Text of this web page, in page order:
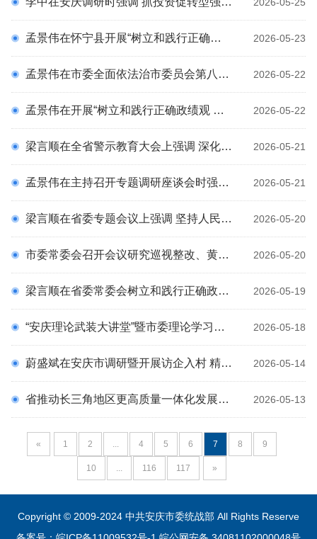
2026-05-23
孟景伟在怀宁县开展“树立和践行正确政绩观 推动经济运行‘双过半’”专题调研时强调 强化“事事落实到位”的执行力 推动经济运行持续稳中向好
2026-05-22
孟景伟在市委全面依法治市委员会第八次会议上强调 加快建设更高水平的法治安庆 为实现“十五五”良好开局提供坚强保障
2026-05-22
孟景伟在开展“树立和践行正确政绩观 以高水平统计服务高质量发展”专题调研时强调 强化统计服务 提高工作质效 以实干实绩推动学习教育走深走实
2026-05-21
梁言顺在全省警示教育大会上强调 深化以案促学以案促改以案促治 以正确政绩观干事创业创先争优 王清宪张西明出席
2026-05-21
孟景伟在主持召开专题调研座谈会时强调 敢为人先 真抓实干 奋力开创安庆高质量发展新局面
2026-05-20
梁言顺在省委专题会议上强调 坚持人民至上勇于担当克难 以正确政绩观指导推动信访积案化解 王清宪张西明唐良智出席
2026-05-20
市委常委会召开会议研究巡视整改、黄梅戏发展等工作 孟景伟主持会议
2026-05-19
梁言顺在省委常委会树立和践行正确政绩观学习教育案例剖析思想交流会暨省委理论学习中心组学习会议上强调 对照正反面典型案例检身正己 真正把正确政绩观内化于心外化于行 王清宪张西明出席
2026-05-18
“安庆理论武装大讲堂”暨市委理论学习中心组学习会议举行 推动人工智能产业高质量发展 以科技之“智”赋能安庆之“进” 张君毅主持 花家红出席
2026-05-14
蔚盛斌在安庆市调研暨开展访企入村 精准纾困助企惠民 凝聚团结奋进力量
2026-05-13
省推动长三角地区更高质量一体化发展领导小组第十一次会议召开
« 1 2 ... 4 5 6 7 8 9
10 ... 116 117 »
Copyright © 2009-2024 中共安庆市委统战部 All Rights Reserve